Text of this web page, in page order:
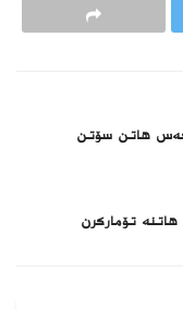
هاتن سۆتن